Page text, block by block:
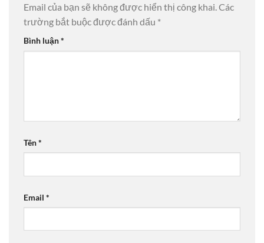
Email của bạn sẽ không được hiển thị công khai.Các
trường bắt buộc được đánh dấu *
Bình luận*
Tên*
Email *